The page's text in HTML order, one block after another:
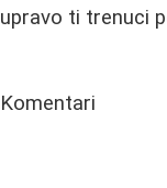
upravo ti trenuci
Komentari